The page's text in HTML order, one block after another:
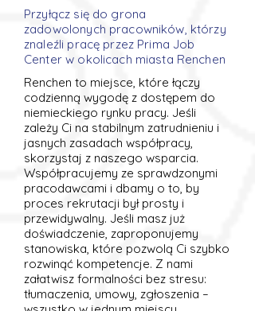
Przyłącz się do grona
zadowolonych pracowników, którzy
znaleźli pracę przez Prima Job
Center w okolicach miasta Renchen
Renchen to miejsce, które łączy
codzienną wygodę z dostępem do
niemieckiego rynku pracy. Jeśli
zależy Ci na stabilnym zatrudnieniu i
jasnych zasadach współpracy,
skorzystaj z naszego wsparcia.
Współpracujemy ze sprawdzonymi
pracodawcami i dbamy o to, by
proces rekrutacji był prosty i
przewidywalny. Jeśli masz już
doświadczenie, zaproponujemy
stanowiska, które pozwolą Ci szybko
rozwinąć kompetencje. Z nami
załatwisz formalności bez stresu:
tłumaczenia, umowy, zgłoszenia –